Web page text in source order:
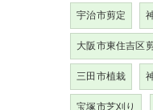
宇治市剪定
大阪市東住吉区
三田市植栽
宝塚市芝刈り